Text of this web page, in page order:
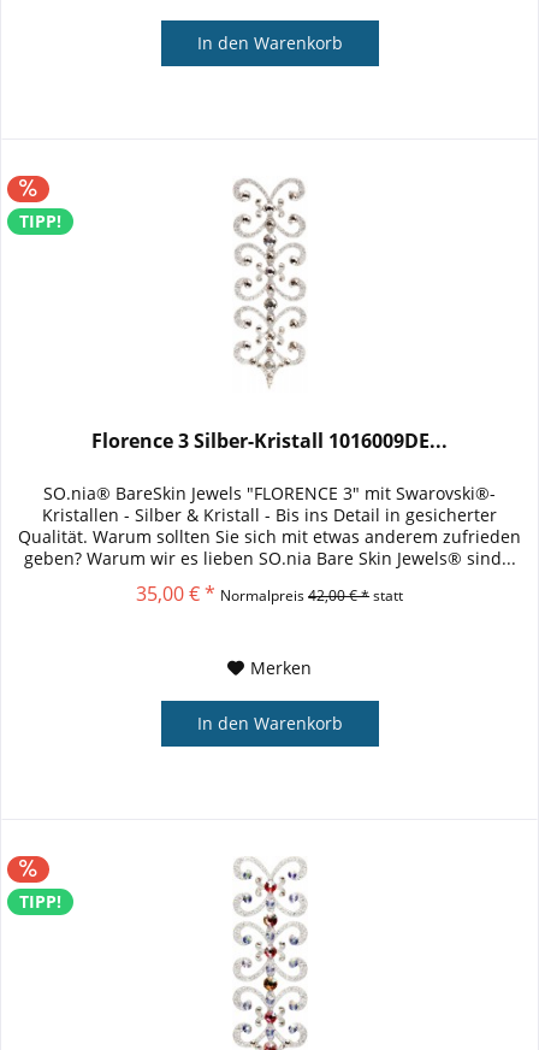
In den Warenkorb
TIPP!
Florence 3 Silber-Kristall 1016009DE...
SO.nia® BareSkin Jewels "FLORENCE 3" mit Swarovski®-
Kristallen - Silber & Kristall - Bis ins Detail in gesicherter
Qualität. Warum sollten Sie sich mit etwas anderem zufrieden
geben? Warum wir es lieben SO.nia Bare Skin Jewels® sind...
35,00 € * Normalpreis42,00 € *statt
Merken
In den Warenkorb
TIPP!